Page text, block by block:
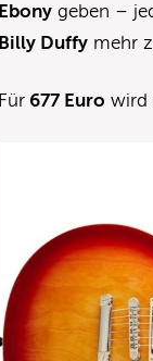
Ebony geben –
Billy Duffy mehr
Für 677 Euro wird